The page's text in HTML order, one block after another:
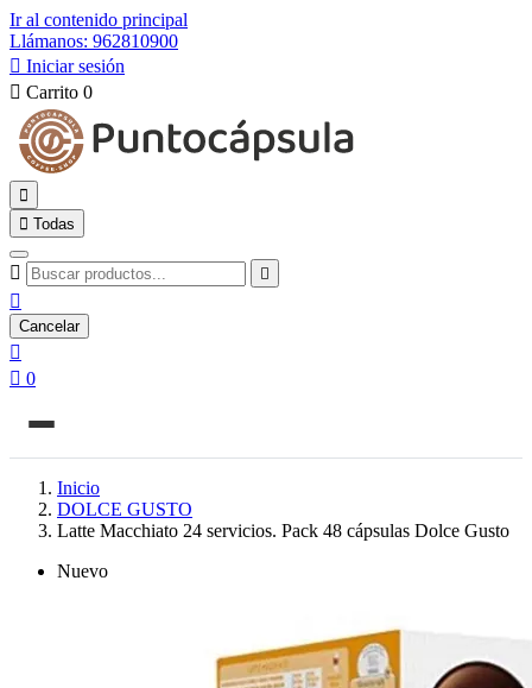
Ir al contenido principal
Llámanos: 962810900
 Iniciar sesión
 Carrito 0

 Todas
 

Cancelar

 0
Inicio
DOLCE GUSTO
Latte Macchiato 24 servicios. Pack 48 cápsulas Dolce Gusto
Nuevo